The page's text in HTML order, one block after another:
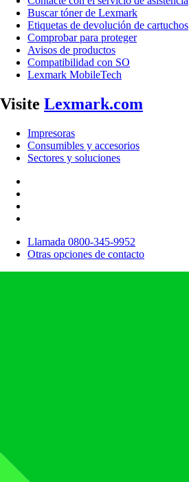
Buscar tóner de Lexmark
Etiquetas de devolución de cartuchos
Comprobar para proteger
Avisos de productos
Compatibilidad con SO
Lexmark MobileTech
Visite Lexmark.com
Impresoras
Consumibles y accesorios
Sectores y soluciones
Llamada 0800-345-9952
Otras opciones de contacto